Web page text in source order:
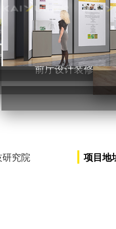
设计装修
培训室设计装修
前
究院 项目地